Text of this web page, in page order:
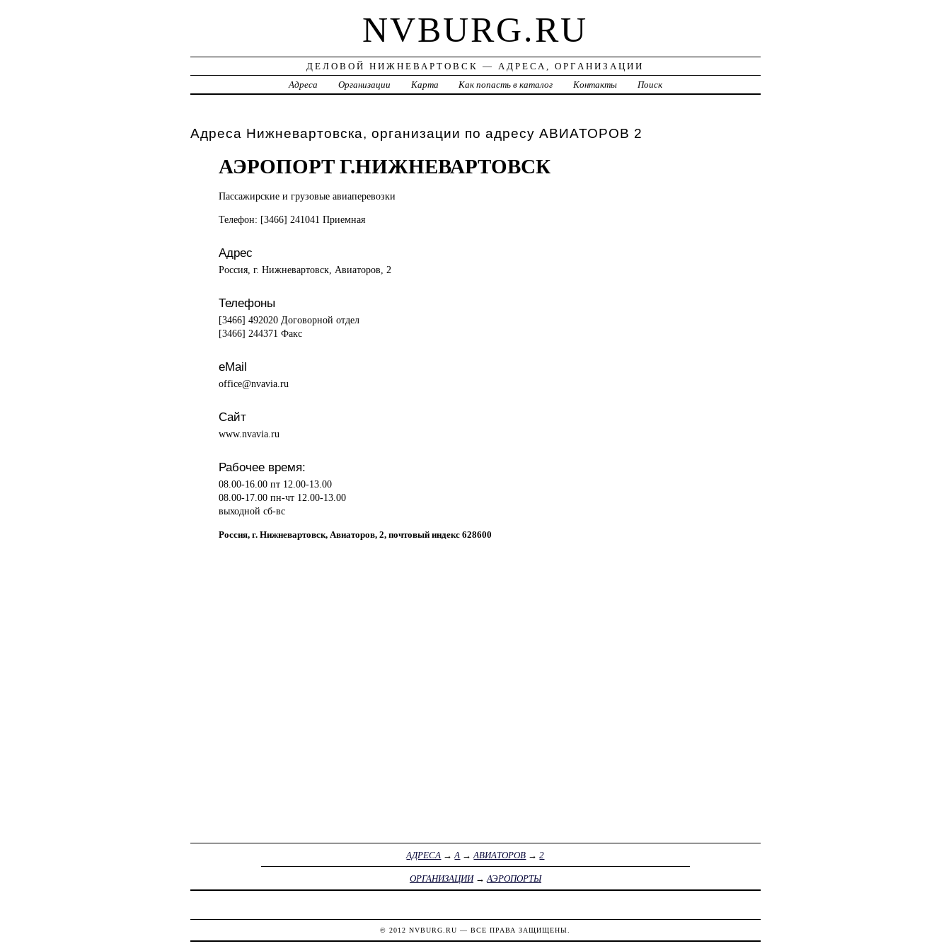
NVBURG.RU
ДЕЛОВОЙ НИЖНЕВАРТОВСК — АДРЕСА, ОРГАНИЗАЦИИ
Адреса
Организации Карта Как попасть в каталог Контакты Поиск
Адреса Нижневартовска, организации по адресу АВИАТОРОВ 2
АЭРОПОРТ Г.НИЖНЕВАРТОВСК
Пассажирские и грузовые авиаперевозки
Телефон: [3466] 241041 Приемная
Адрес
Россия, г. Нижневартовск, Авиаторов, 2
Телефоны
[3466] 492020 Договорной отдел
[3466] 244371 Факс
eMail
office@nvavia.ru
Сайт
www.nvavia.ru
Рабочее время:
08.00-16.00 пт 12.00-13.00
08.00-17.00 пн-чт 12.00-13.00
выходной сб-вс
Россия, г. Нижневартовск, Авиаторов, 2, почтовый индекс 628600
АДРЕСА →А →АВИАТОРОВ →2
ОРГАНИЗАЦИИ→ АЭРОПОРТЫ
© 2012NVBURG.RU — ВСЕ ПРАВА ЗАЩИЩЕНЫ.